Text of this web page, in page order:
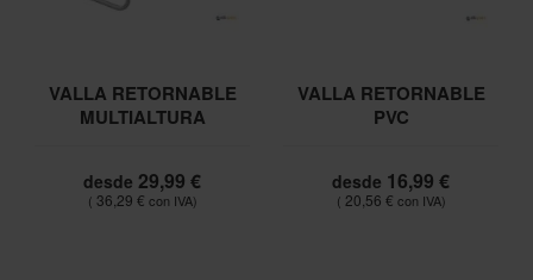
VALLA RETORNABLE
MULTIALTURA
desde 29,99 €
36,29 €
VALLA RETORNABLE
PVC
desde 16,99 €
20,56 €